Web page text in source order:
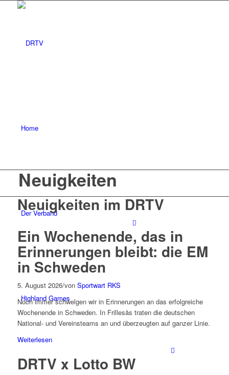
Home
Der Verband
Highland Games
Neuigkeiten
Neuigkeiten im DRTV
Ein Wochenende, das in
Erinnerungen bleibt: die EM
in Schweden
5. August 2026/von Sportwart RKS
Noch immer schwelgen wir in Erinnerungen an das erfolgreiche
Wochenende in Schweden. In Frillesås traten die deutschen
National- und Vereinsteams an und überzeugten auf ganzer Linie.
Weiterlesen
DRTV x Lotto BW